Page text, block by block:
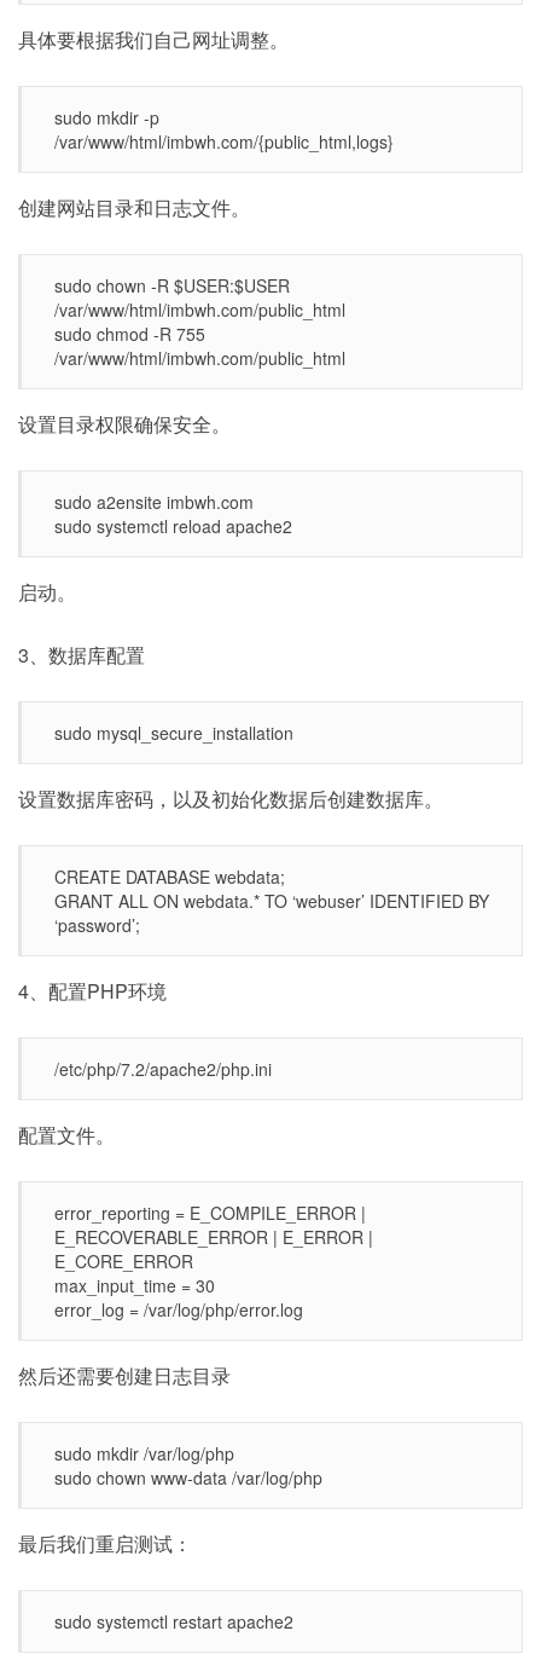
具体要根据我们自己网址调整。
sudo mkdir -p
/var/www/html/imbwh.com/{public_html,logs}
创建网站目录和日志文件。
sudo chown -R $USER:$USER
/var/www/html/imbwh.com/public_html
sudo chmod -R 755
/var/www/html/imbwh.com/public_html
设置目录权限确保安全。
sudo a2ensite imbwh.com
sudo systemctl reload apache2
启动。
3、数据库配置
sudo mysql_secure_installation
设置数据库密码，以及初始化数据后创建数据库。
CREATE DATABASE webdata;
GRANT ALL ON webdata.* TO ‘webuser’ IDENTIFIED BY
‘password’;
4、配置PHP环境
/etc/php/7.2/apache2/php.ini
配置文件。
error_reporting = E_COMPILE_ERROR |
E_RECOVERABLE_ERROR | E_ERROR |
E_CORE_ERROR
max_input_time = 30
error_log = /var/log/php/error.log
然后还需要创建日志目录
sudo mkdir /var/log/php
sudo chown www-data /var/log/php
最后我们重启测试：
sudo systemctl restart apache2